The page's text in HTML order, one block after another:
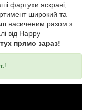
фартухи яскраві,
широкий та
насиченим разом з
від Happy
прямо зараз!
!